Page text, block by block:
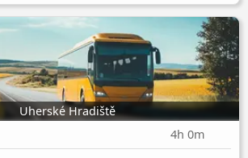
Uherské Hradiště
4h 0m